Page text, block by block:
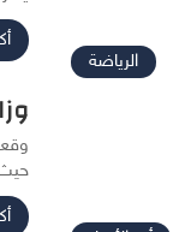
الرياضة